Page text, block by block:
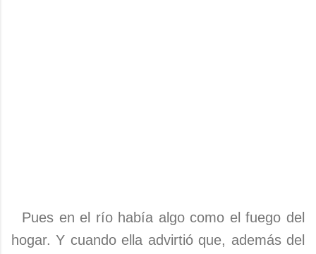
Pues en el río había algo como el fuego del
hogar. Y cuan­do ella advirtió que, además del